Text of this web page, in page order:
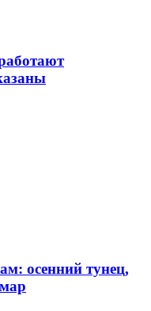
осенний тунец,